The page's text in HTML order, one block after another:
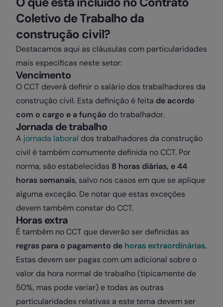
Coletivo de Trabalho da
construção civil?
Destacamos aqui as cláusulas com particularidades
mais específicas neste setor:
Vencimento
O CCT deverá definir o salário dos trabalhadores da
construção civil. Esta definição é feita de acordo
com o cargo e a função do trabalhador.
Jornada de trabalho
A jornada laboral dos trabalhadores da construção
civil é também comumente definida no CCT. Por
norma, são estabelecidas 8 horas diárias, e 44
horas semanais, salvo nos casos em que se aplique
alguma exceção. De notar que estas exceções
devem também constar do CCT.
Horas extra
É também no CCT que deverão ser definidas as
regras para o pagamento de horas extraordinárias.
Estas devem ser pagas com um adicional sobre o
valor da hora normal de trabalho (tipicamente de
50%, mas pode variar) e todas as outras
particularidades relativas a este tema devem ser